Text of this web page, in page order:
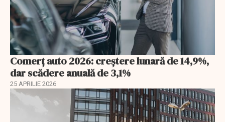
Comerț auto 2026: creștere lunară de 14,9%,
dar scădere anuală de 3,1%
25 APRILIE 2026